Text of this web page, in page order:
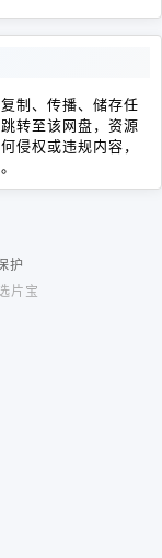
制、传播、储存任
转至该网盘，资源
侵权或违规内容，
护
片宝